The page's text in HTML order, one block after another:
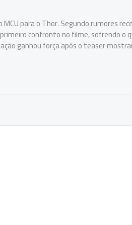
para o Thor. Segundo rumores
confronto no filme, sofrendo o
ganhou força após o teaser